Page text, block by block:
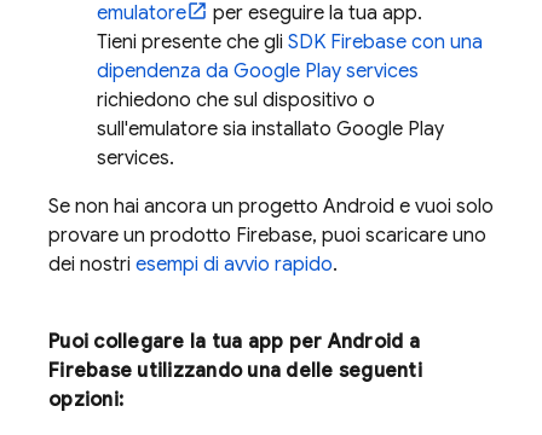
emulatore
per eseguire la tua app.
Tieni presente che gli SDK Firebase con una
dipendenza da Google Play services
richiedono che sul dispositivo o
sull'emulatore sia installato Google Play
services.
Se non hai ancora un progetto Android e vuoi solo
provare un prodotto Firebase, puoi scaricare uno
dei nostri esempi di avvio rapido.
Puoi collegare la tua app per Android a
Firebase utilizzando una delle seguenti
opzioni: